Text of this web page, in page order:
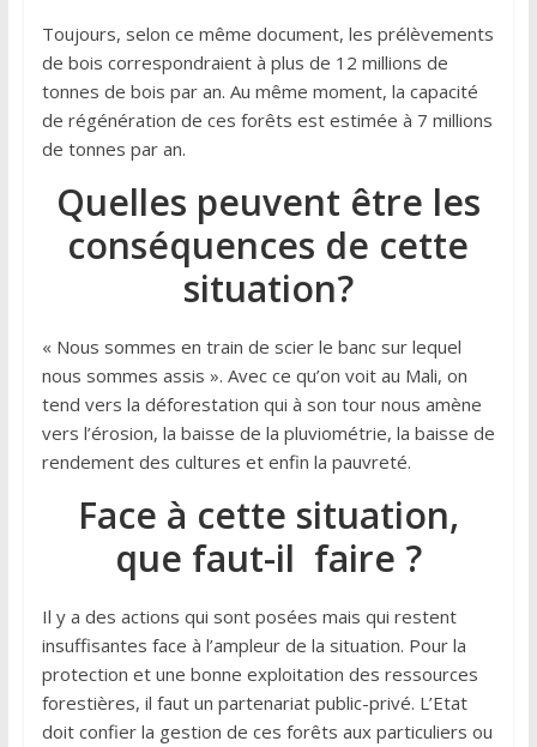
Toujours, selon ce même document, les prélèvements
de bois correspondraient à plus de 12 millions de
tonnes de bois par an. Au même moment, la capacité
de régénération de ces forêts est estimée à 7 millions
de tonnes par an.
Quelles peuvent être les
conséquences de cette
situation?
« Nous sommes en train de scier le banc sur lequel
nous sommes assis ». Avec ce qu’on voit au Mali, on
tend vers la déforestation qui à son tour nous amène
vers l’érosion, la baisse de la pluviométrie, la baisse de
rendement des cultures et enfin la pauvreté.
Face à cette situation,
que faut-il faire ?
Il y a des actions qui sont posées mais qui restent
insuffisantes face à l’ampleur de la situation. Pour la
protection et une bonne exploitation des ressources
forestières, il faut un partenariat public-privé. L’Etat
doit confier la gestion de ces forêts aux particuliers ou